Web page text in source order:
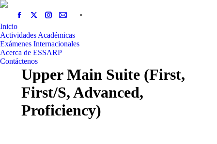
Inicio
Actividades Académicas
Exámenes Internacionales
Acerca de ESSARP
Contáctenos
Upper Main Suite (First,
First/S, Advanced,
Proficiency)